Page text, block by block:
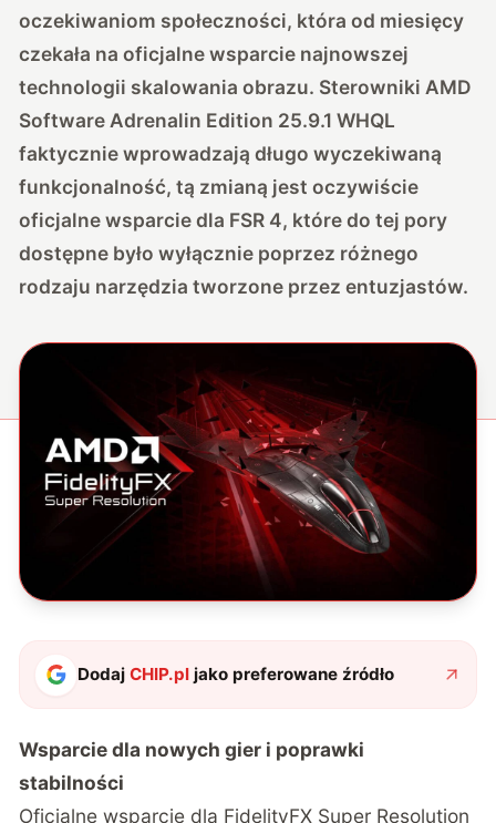
oczekiwaniom społeczności, która od miesięcy
czekała na oficjalne wsparcie najnowszej
technologii skalowania obrazu. Sterowniki AMD
Software Adrenalin Edition 25.9.1 WHQL
faktycznie wprowadzają długo wyczekiwaną
funkcjonalność, tą zmianą jest oczywiście
oficjalne wsparcie dla FSR 4, które do tej pory
dostępne było wyłącznie poprzez różnego
rodzaju narzędzia tworzone przez entuzjastów.
DodajCHIP.pl jako preferowane źródło
Wsparcie dla nowych gier i poprawki
stabilności
Oficjalne wsparcie dla FidelityFX Super Resolution